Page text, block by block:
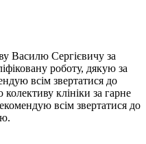
Василю Сергієвичу за
роботу, дякую за
всім звертатися до
клініки за гарне
всім звертатися до